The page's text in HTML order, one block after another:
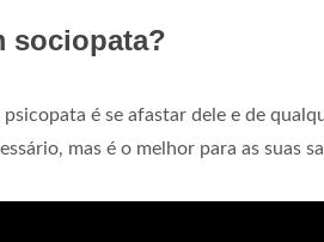
sociopata?
é se afastar dele e de
mas é o melhor para as suas